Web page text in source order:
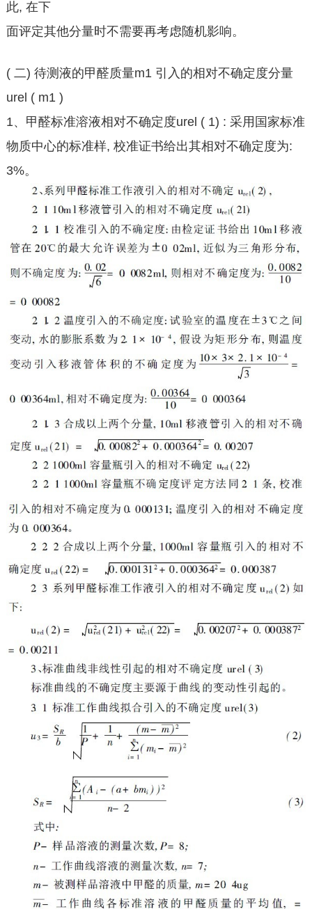
此, 在下
面评定其他分量时不需要再考虑随机影响。
( 二) 待测液的甲醛质量m1 引入的相对不确定度分量
urel ( m1 )
1、甲醛标准溶液相对不确定度urel ( 1) : 采用国家标准
物质中心的标准样, 校准证书给出其相对不确定度为:
3%。